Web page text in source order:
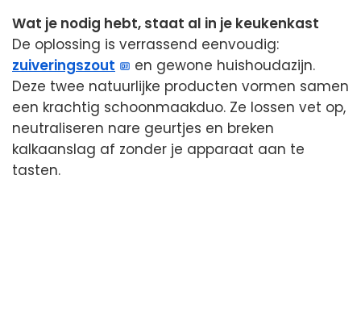
Wat je nodig hebt, staat al in je keukenkast
De oplossing is verrassend eenvoudig:
zuiveringszout
en gewone huishoudazijn.
Deze twee natuurlijke producten vormen samen
een krachtig schoonmaakduo. Ze lossen vet op,
neutraliseren nare geurtjes en breken
kalkaanslag af zonder je apparaat aan te
tasten.